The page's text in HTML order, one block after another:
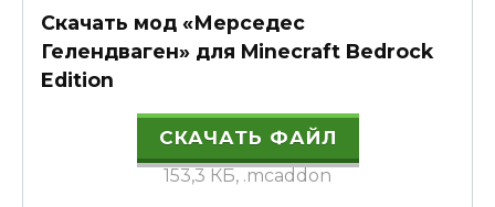
Скачать мод «Мерседес
Гелендваген» для Minecraft Bedrock
Edition
СКАЧАТЬ ФАЙЛ
153,3 КБ, .mcaddon